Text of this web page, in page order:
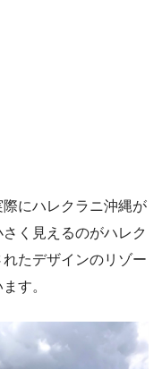
にハレクラニ沖縄が
く見えるのがハレク
たデザインのリゾー
す。